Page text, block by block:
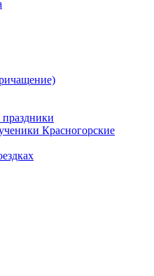
Красногорские